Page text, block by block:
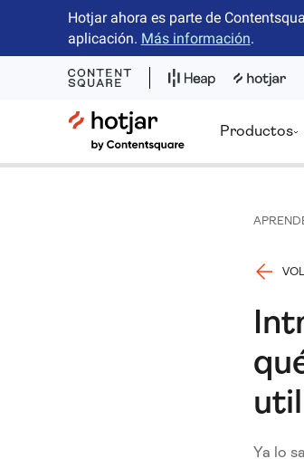
Hotjar ahora es parte de
aplicación. Más información.
Hotjar Logo
Productos
Ya lo